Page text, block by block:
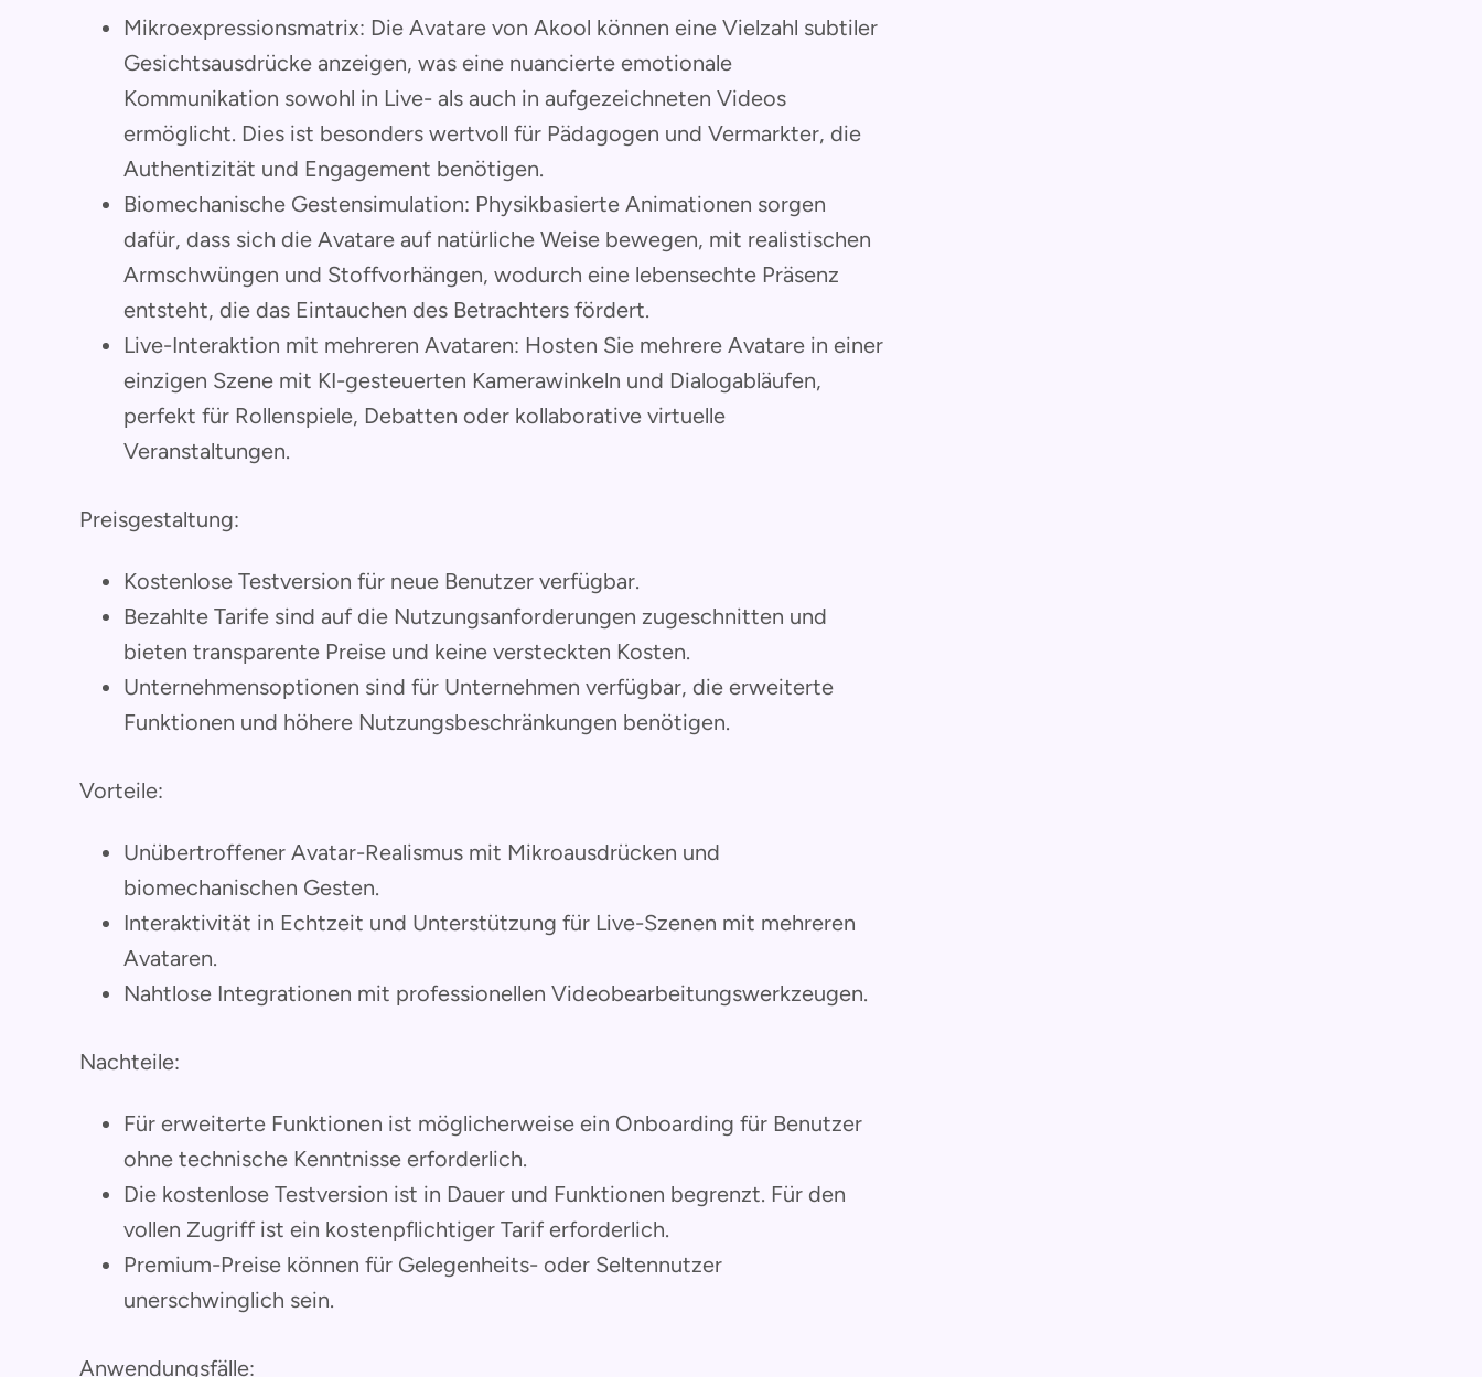
Mikroexpressionsmatrix: Die Avatare von Akool können eine Vielzahl subtiler
Gesichtsausdrücke anzeigen, was eine nuancierte emotionale
Kommunikation sowohl in Live- als auch in aufgezeichneten Videos
ermöglicht. Dies ist besonders wertvoll für Pädagogen und Vermarkter, die
Authentizität und Engagement benötigen.
Biomechanische Gestensimulation: Physikbasierte Animationen sorgen
dafür, dass sich die Avatare auf natürliche Weise bewegen, mit realistischen
Armschwüngen und Stoffvorhängen, wodurch eine lebensechte Präsenz
entsteht, die das Eintauchen des Betrachters fördert.
Live-Interaktion mit mehreren Avataren: Hosten Sie mehrere Avatare in einer
einzigen Szene mit KI-gesteuerten Kamerawinkeln und Dialogabläufen,
perfekt für Rollenspiele, Debatten oder kollaborative virtuelle
Veranstaltungen.
Preisgestaltung:
Kostenlose Testversion für neue Benutzer verfügbar.
Bezahlte Tarife sind auf die Nutzungsanforderungen zugeschnitten und
bieten transparente Preise und keine versteckten Kosten.
Unternehmensoptionen sind für Unternehmen verfügbar, die erweiterte
Funktionen und höhere Nutzungsbeschränkungen benötigen.
Vorteile:
Unübertroffener Avatar-Realismus mit Mikroausdrücken und
biomechanischen Gesten.
Interaktivität in Echtzeit und Unterstützung für Live-Szenen mit mehreren
Avataren.
Nahtlose Integrationen mit professionellen Videobearbeitungswerkzeugen.
Nachteile:
Für erweiterte Funktionen ist möglicherweise ein Onboarding für Benutzer
ohne technische Kenntnisse erforderlich.
Die kostenlose Testversion ist in Dauer und Funktionen begrenzt. Für den
vollen Zugriff ist ein kostenpflichtiger Tarif erforderlich.
Premium-Preise können für Gelegenheits- oder Seltennutzer
unerschwinglich sein.
Anwendungsfälle: